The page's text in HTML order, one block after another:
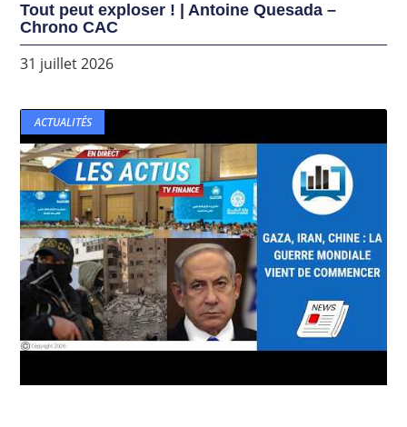
Tout peut exploser ! | Antoine Quesada –
Chrono CAC
31 juillet 2026
ACTUALITÉS